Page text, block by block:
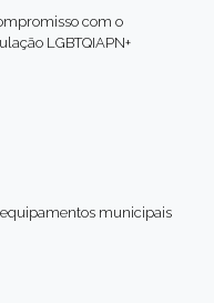
com o
LGBTQIAPN+
equipamentos municipais